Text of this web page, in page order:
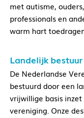
met autisme,
professionals en
warm hart
Landelijk bestuur
De Nederlandse
bestuurd door een
vrijwillige basis
vereniging. Onze